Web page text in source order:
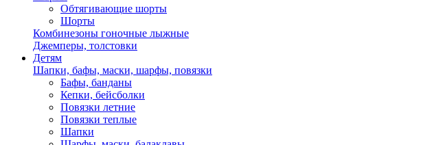
Обтягивающие шорты
Шорты
Комбинезоны гоночные лыжные
Джемперы, толстовки
Детям
Шапки, бафы, маски, шарфы, повязки
Бафы, банданы
Кепки, бейсболки
Повязки летние
Повязки теплые
Шапки